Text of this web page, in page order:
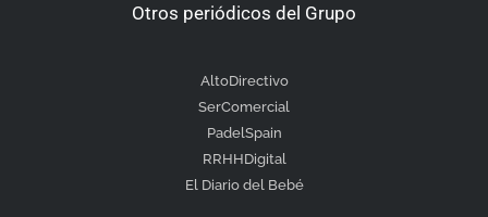
Otros periódicos del Grupo
AltoDirectivo
SerComercial
PadelSpain
RRHHDigital
El Diario del Bebé